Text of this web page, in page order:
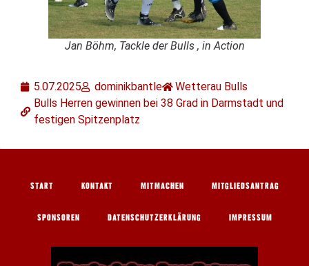
Jan Böhm, Tackle der Bulls , in Action
5.07.2025 dominikbantle
Wetterau Bulls
Bulls Herren gewinnen bei 38 Grad in Darmstadt und
festigen Spitzenplatz
START KONTAKT MITMACHEN MITGLIEDSANTRAG
SPONSOREN DATENSCHUTZERKLÄRUNG IMPRESSUM